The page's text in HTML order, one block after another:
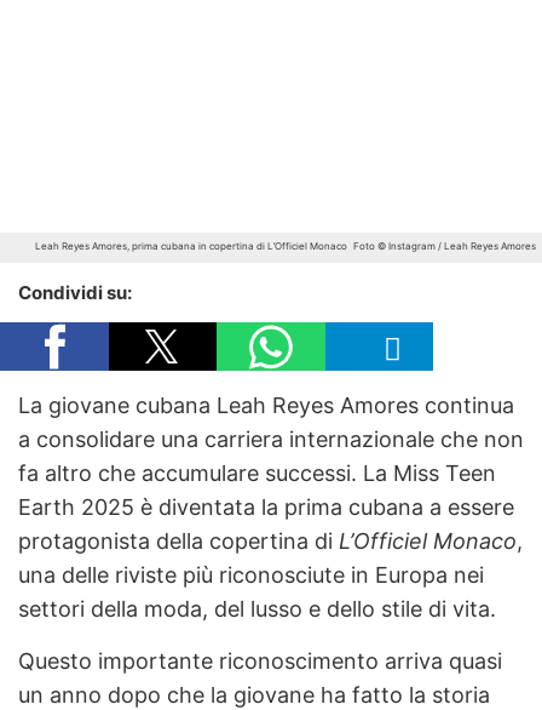
Leah Reyes Amores, prima cubana in copertina di L’Officiel Monaco Foto © Instagram / Leah Reyes Amores
Condividi su:
La giovane cubana Leah Reyes Amores continua
a consolidare una carriera internazionale che non
fa altro che accumulare successi. La Miss Teen
Earth 2025 è diventata la prima cubana a essere
protagonista della copertina di L’Officiel Monaco,
una delle riviste più riconosciute in Europa nei
settori della moda, del lusso e dello stile di vita.
Questo importante riconoscimento arriva quasi
un anno dopo che la giovane ha fatto la storia